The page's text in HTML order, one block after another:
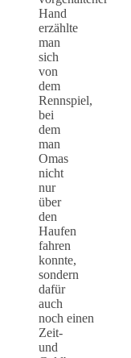
Hand
erzählte
man
sich
von
dem
Rennspiel,
bei
dem
man
Omas
nicht
nur
über
den
Haufen
fahren
konnte,
sondern
dafür
auch
noch einen
Zeit-
und